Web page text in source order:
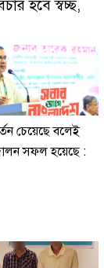
হবে স্বচ্ছ,
চেয়েছে বলেই
সফল হয়েছে :